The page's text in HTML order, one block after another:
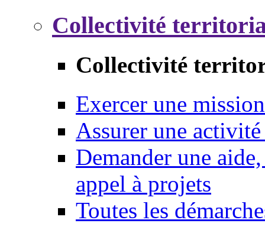
Collectivité
Collectivité
Exercer une mission
Assurer une
Demander une
appel à projets
Toutes les